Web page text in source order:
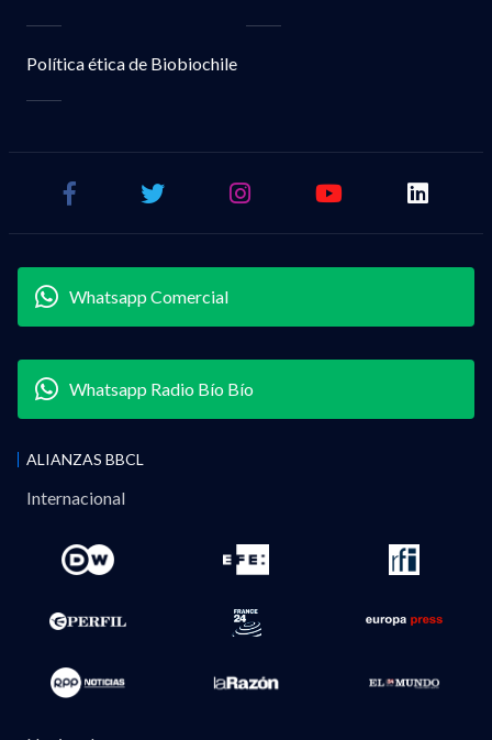
Política ética de Biobiochile
Whatsapp Comercial
Whatsapp Radio Bío Bío
ALIANZAS BBCL
Internacional